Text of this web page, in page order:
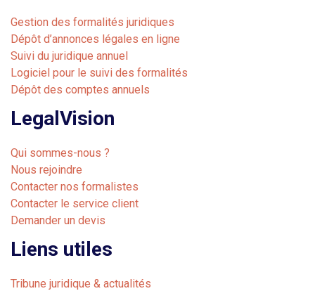
Gestion des formalités juridiques
Dépôt d’annonces légales en ligne
Suivi du juridique annuel
Logiciel pour le suivi des formalités
Dépôt des comptes annuels
LegalVision
Qui sommes-nous ?
Nous rejoindre
Contacter nos formalistes
Contacter le service client
Demander un devis
Liens utiles
Tribune juridique & actualités